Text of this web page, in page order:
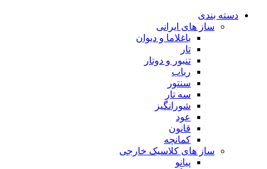
دسته بندی
ساز های ایرانی
باغلاما و دیوان
تار
تنبور و دوتار
رباب
سنتور
سه تار
شورانگیز
عود
قانون
کمانچه
ساز های کلاسیک خارجی
پیانو